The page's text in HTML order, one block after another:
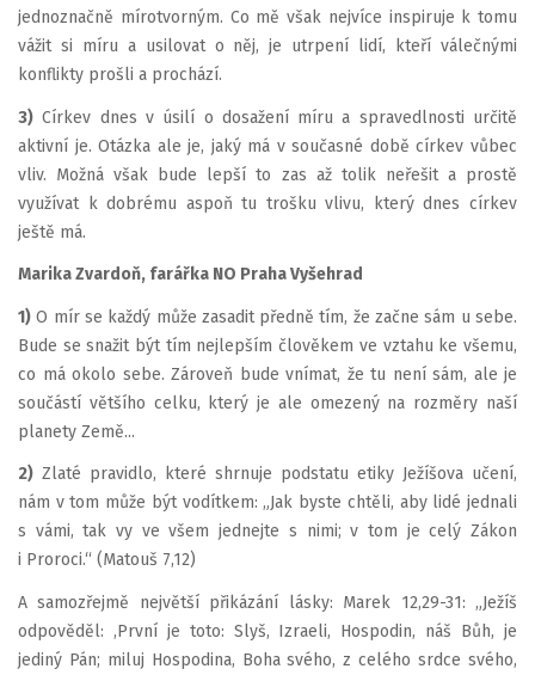
jednoznačně mírotvorným. Co mě však nejvíce inspiruje k tomu
vážit si míru a usilovat o něj, je utrpení lidí, kteří válečnými
konflikty prošli a prochází.
3) Církev dnes v úsilí o dosažení míru a spravedlnosti určitě
aktivní je. Otázka ale je, jaký má v současné době církev vůbec
vliv. Možná však bude lepší to zas až tolik neřešit a prostě
využívat k dobrému aspoň tu trošku vlivu, který dnes církev
ještě má.
Marika Zvardoň, farářka NO Praha Vyšehrad
1) O mír se každý může zasadit předně tím, že začne sám u sebe.
Bude se snažit být tím nejlepším člověkem ve vztahu ke všemu,
co má okolo sebe. Zároveň bude vnímat, že tu není sám, ale je
součástí většího celku, který je ale omezený na rozměry naší
planety Země...
2) Zlaté pravidlo, které shrnuje podstatu etiky Ježíšova učení,
nám v tom může být vodítkem: „Jak byste chtěli, aby lidé jednali
s vámi, tak vy ve všem jednejte s nimi; v tom je celý Zákon
i Proroci.“ (Matouš 7,12)
A samozřejmě největší přikázání lásky: Marek 12,29-31: „Ježíš
odpověděl: ‚První je toto: Slyš, Izraeli, Hospodin, náš Bůh, je
jediný Pán; miluj Hospodina, Boha svého, z celého srdce svého,